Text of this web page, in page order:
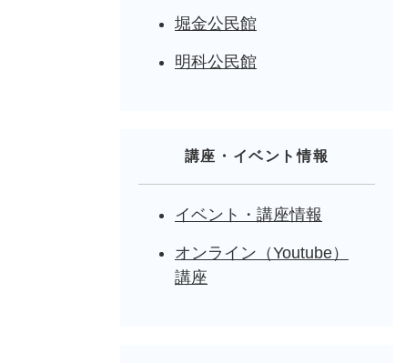
堀金公民館
明科公民館
講座・イベント情報
イベント・講座情報
オンライン（Youtube）
講座